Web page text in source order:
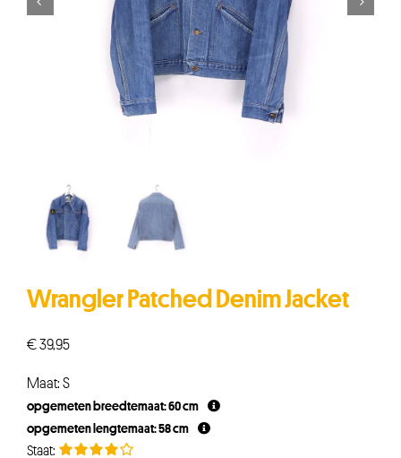
Wrangler Patched Denim Jacket
€39,95
Maat: S
opgemeten breedtemaat: 60 cm
opgemeten lengtemaat: 58 cm